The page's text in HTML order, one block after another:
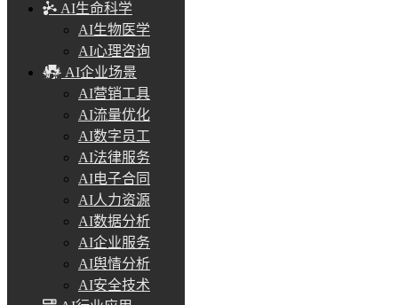
AI生命科学
AI生物医学
AI心理咨询
AI企业场景
AI营销工具
AI流量优化
AI数字员工
AI法律服务
AI电子合同
AI人力资源
AI数据分析
AI企业服务
AI舆情分析
AI安全技术